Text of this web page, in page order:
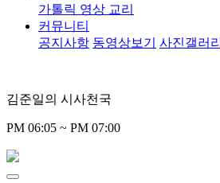
가톨릭 영상 교리
커뮤니티
공지사항 동영상보기 사진갤러리
김준일의 시사천국
PM 06:05 ~ PM 07:00